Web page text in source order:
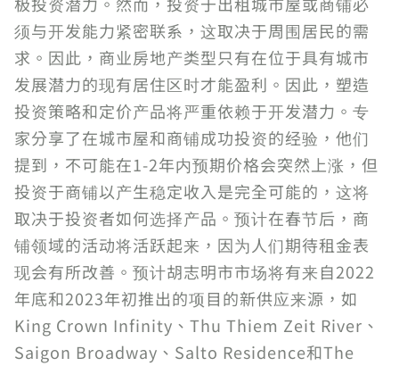
须与开发能力紧密联系，这取决于周围居民的需
求。因此，商业房地产类型只有在位于具有城市
发展潜力的现有居住区时才能盈利。因此，塑造
投资策略和定价产品将严重依赖于开发潜力。专
家分享了在城市屋和商铺成功投资的经验，他们
提到，不可能在1-2年内预期价格会突然上涨，但
投资于商铺以产生稳定收入是完全可能的，这将
取决于投资者如何选择产品。预计在春节后，商
铺领域的活动将活跃起来，因为人们期待租金表
现会有所改善。预计胡志明市市场将有来自2022
年底和2023年初推出的项目的新供应来源，如
King Crown Infinity、Thu Thiem Zeit River、
Saigon Broadway、Salto Residence和The